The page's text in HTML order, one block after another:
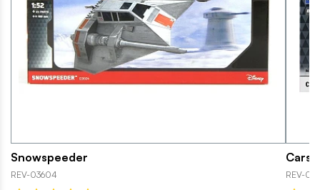
Snowspeeder
REV-03604 REV-